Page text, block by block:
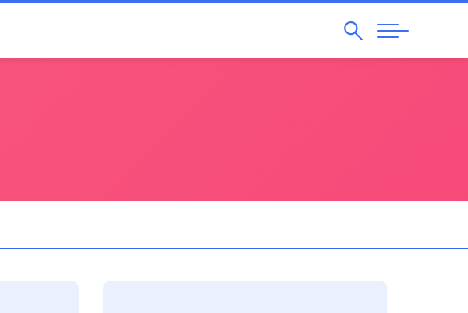
Pesquisar
Abrir
Navegação